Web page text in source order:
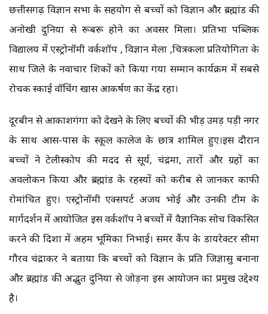
छत्तीसगढ़ विज्ञान सभा के सहयोग से बच्चों को विज्ञान और ब्रह्मांड की
अनोखी दुनिया से रूबरू होने का अवसर मिला। प्रतिभा पब्लिक
विद्यालय में एस्ट्रोनॉमी वर्कशॉप , विज्ञान मेला ,चित्रकला प्रतियोगिता के
साथ जिले के नवाचार शिक्षकों को किया गया सम्मान कार्यक्रम में सबसे
रोचक स्काई वॉचिंग खास आकर्षण का केंद्र रहा।
दूरबीन से आकाशगंगा को देखने के लिए बच्चों की भीड़ उमड़ पड़ी नगर
के साथ आस-पास के स्कूल कालेज के छात्र शामिल हुए।इस दौरान
बच्चों ने टेलीस्कोप की मदद से सूर्य, चंद्रमा, तारों और ग्रहों का
अवलोकन किया और ब्रह्मांड के रहस्यों को करीब से जानकर काफी
रोमांचित हुए। एस्ट्रोनॉमी एक्सपर्ट अजय भोई और उनकी टीम के
मार्गदर्शन में आयोजित इस वर्कशॉप ने बच्चों में वैज्ञानिक सोच विकसित
करने की दिशा में अहम भूमिका निभाई। समर कैंप के डायरेक्टर सीमा
गौरव चंद्राकर ने बताया कि बच्चों को विज्ञान के प्रति जिज्ञासु बनाना
और ब्रह्मांड की अद्भुत दुनिया से जोड़ना इस आयोजन का प्रमुख उद्देश्य
है।